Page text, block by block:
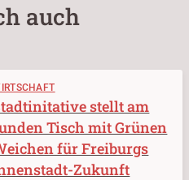
auch
stellt am
Tisch mit Grünen
für Freiburgs
Zukunft